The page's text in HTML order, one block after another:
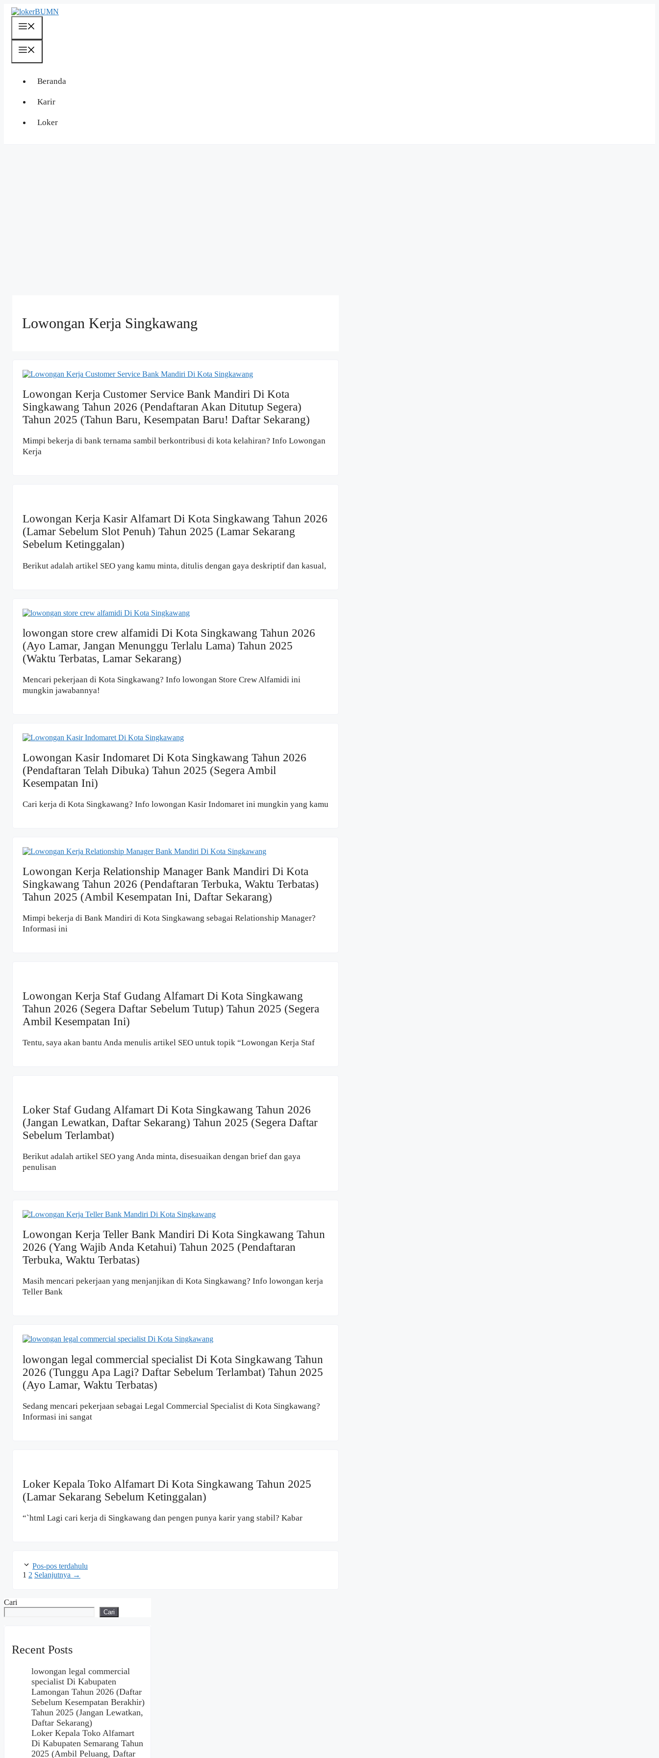
Langsung
Beranda
Karir
Loker
Lowongan Kerja Singkawang
Lowongan Kerja Customer Service Bank Mandiri Di Kota
Singkawang Tahun 2026 (Pendaftaran Akan Ditutup Segera)
Tahun 2025 (Tahun Baru, Kesempatan Baru! Daftar Sekarang)
Mimpi bekerja di bank ternama sambil berkontribusi di kota kelahiran? Info Lowongan
Kerja
Lowongan Kerja Kasir Alfamart Di Kota Singkawang Tahun 2026
(Lamar Sebelum Slot Penuh) Tahun 2025 (Lamar Sekarang
Sebelum Ketinggalan)
Berikut adalah artikel SEO yang kamu minta, ditulis dengan gaya deskriptif dan kasual,
lowongan store crew alfamidi Di Kota Singkawang Tahun 2026
(Ayo Lamar, Jangan Menunggu Terlalu Lama) Tahun 2025
(Waktu Terbatas, Lamar Sekarang)
Mencari pekerjaan di Kota Singkawang? Info lowongan Store Crew Alfamidi ini
mungkin jawabannya!
Lowongan Kasir Indomaret Di Kota Singkawang Tahun 2026
(Pendaftaran Telah Dibuka) Tahun 2025 (Segera Ambil
Kesempatan Ini)
Cari kerja di Kota Singkawang? Info lowongan Kasir Indomaret ini mungkin yang kamu
Lowongan Kerja Relationship Manager Bank Mandiri Di Kota
Singkawang Tahun 2026 (Pendaftaran Terbuka, Waktu Terbatas)
Tahun 2025 (Ambil Kesempatan Ini, Daftar Sekarang)
Mimpi bekerja di Bank Mandiri di Kota Singkawang sebagai Relationship Manager?
Informasi ini
Lowongan Kerja Staf Gudang Alfamart Di Kota Singkawang
Tahun 2026 (Segera Daftar Sebelum Tutup) Tahun 2025 (Segera
Ambil Kesempatan Ini)
Tentu, saya akan bantu Anda menulis artikel SEO untuk topik “Lowongan Kerja Staf
Loker Staf Gudang Alfamart Di Kota Singkawang Tahun 2026
(Jangan Lewatkan, Daftar Sekarang) Tahun 2025 (Segera Daftar
Sebelum Terlambat)
Berikut adalah artikel SEO yang Anda minta, disesuaikan dengan brief dan gaya
penulisan
Lowongan Kerja Teller Bank Mandiri Di Kota Singkawang Tahun
2026 (Yang Wajib Anda Ketahui) Tahun 2025 (Pendaftaran
Terbuka, Waktu Terbatas)
Masih mencari pekerjaan yang menjanjikan di Kota Singkawang? Info lowongan kerja
Teller Bank
lowongan legal commercial specialist Di Kota Singkawang Tahun
2026 (Tunggu Apa Lagi? Daftar Sebelum Terlambat) Tahun 2025
(Ayo Lamar, Waktu Terbatas)
Sedang mencari pekerjaan sebagai Legal Commercial Specialist di Kota Singkawang?
Informasi ini sangat
Loker Kepala Toko Alfamart Di Kota Singkawang Tahun 2025
(Lamar Sekarang Sebelum Ketinggalan)
“`html Lagi cari kerja di Singkawang dan pengen punya karir yang stabil? Kabar
Pos-pos terdahulu
Halaman
1 Halaman
2 Selanjutnya →
Cari
Cari
Recent Posts
lowongan legal commercial
specialist Di Kabupaten
Lamongan Tahun 2026 (Daftar
Sebelum Kesempatan Berakhir)
Tahun 2025 (Jangan Lewatkan,
Daftar Sekarang)
Loker Kepala Toko Alfamart
Di Kabupaten Semarang Tahun
2025 (Ambil Peluang, Daftar